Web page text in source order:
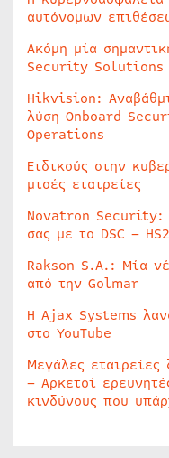
αυτόνομων
Ακόμη μία
Security Solutions
Hikvision:
λύση Onboard
Operations
Ειδικούς στην
μισές εταιρείες
Novatron Security:
σας με το DSC –
Rakson S.A.: Μία
από την Golmar
Η Ajax Systems
στο YouTube
Μεγάλες
– Αρκετοί
κινδύνους που